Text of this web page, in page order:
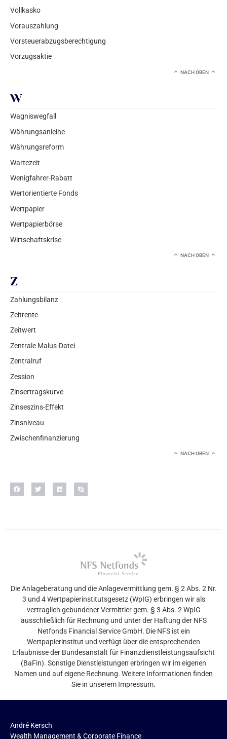
Vollkasko
Vorauszahlung
Vorsteuerabzugsberechtigung
Vorzugsaktie
NACH OBEN
W
Wagniswegfall
Währungsanleihe
Währungsreform
Wartezeit
Wenigfahrer-Rabatt
Wertorientierte Fonds
Wertpapier
Wertpapierbörse
Wirtschaftskrise
NACH OBEN
Z
Zahlungsbilanz
Zeitrente
Zeitwert
Zentrale Malus-Datei
Zentralruf
Zession
Zinsertragskurve
Zinseszins-Effekt
Zinsniveau
Zwischenfinanzierung
NACH OBEN
Die Anlageberatung und die Anlagevermittlung gem. § 2 Abs. 2 Nr.
3 und 4 Wertpapierinstitutsgesetz (WpIG) erbringen wir als
vertraglich gebundener Vermittler gem. § 3 Abs. 2 WpIG
ausschließlich für Rechnung und unter der Haftung der NFS
Netfonds Financial Service GmbH. Die NFS ist ein
Wertpapierinstitut und verfügt über die entsprechenden
Erlaubnisse der Bundesanstalt für Finanzdienstleistungsaufsicht
(BaFin). Sonstige Dienstleistungen erbringen wir im eigenen
Namen und auf eigene Rechnung. Weitere Informationen finden
Sie in unserem Impressum.
André Kersch
Wealth Management & Corporate Finance